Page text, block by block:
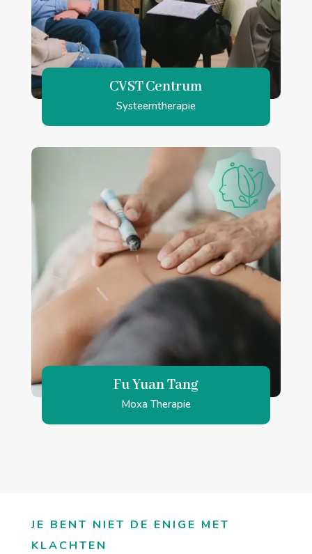
CVST Centrum
Systeemtherapie
Fu Yuan Tang
Moxa Therapie
JE BENT NIET DE ENIGE MET
KLACHTEN